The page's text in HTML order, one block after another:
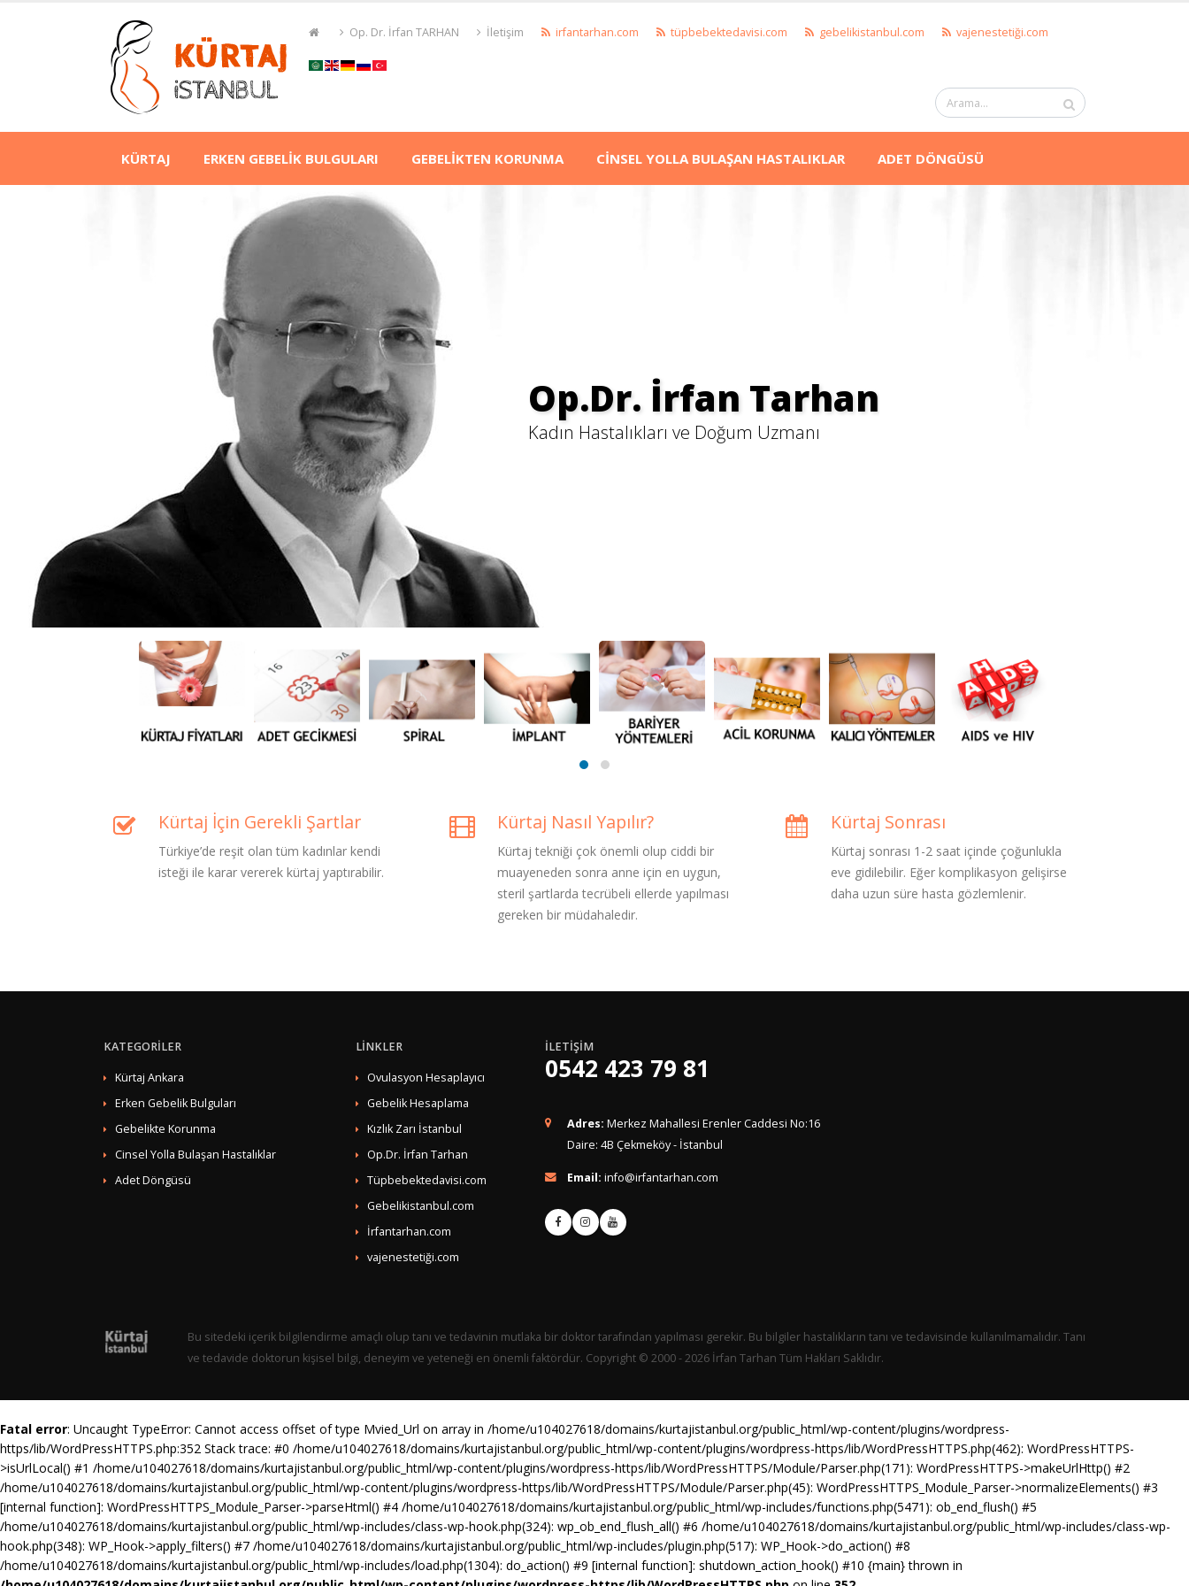
Op. Dr. İrfan TARHAN İletişim irfantarhan.com tüpbebektedavisi.com gebelikistanbul.com vajenestetiği.com
KÜRTAJ ERKEN GEBELİK BULGULARI GEBELİKTEN KORUNMA CİNSEL YOLLA BULAŞAN HASTALIKLAR ADET DÖNGÜSÜ
Op.Dr. İrfan Tarhan
Kadın Hastalıkları ve Doğum Uzmanı
Kürtaj İçin Gerekli Şartlar
Türkiye’de reşit olan tüm kadınlar kendi
isteği ile karar vererek kürtaj yaptırabilir.
Kürtaj Nasıl Yapılır?
Kürtaj tekniği çok önemli olup ciddi bir
muayeneden sonra anne için en uygun,
steril şartlarda tecrübeli ellerde yapılması
gereken bir müdahaledir.
Kürtaj Sonrası
Kürtaj sonrası 1-2 saat içinde çoğunlukla
eve gidilebilir. Eğer komplikasyon gelişirse
daha uzun süre hasta gözlemlenir.
KATEGORİLER
Kürtaj Ankara
Erken Gebelik Bulguları
Gebelikte Korunma
Cinsel Yolla Bulaşan Hastalıklar
Adet Döngüsü
LİNKLER
Ovulasyon Hesaplayıcı
Gebelik Hesaplama
Kızlık Zarı İstanbul
Op.Dr. İrfan Tarhan
Tüpbebektedavisi.com
Gebelikistanbul.com
İrfantarhan.com
vajenestetiği.com
İLETİŞİM
0542 423 79 81
Adres: Merkez Mahallesi Erenler Caddesi No:16
Daire: 4B Çekmeköy - İstanbul
Email: info@irfantarhan.com
Bu sitedeki içerik bilgilendirme amaçlı olup tanı ve tedavinin mutlaka bir doktor tarafından yapılması gerekir. Bu bilgiler hastalıkların tanı ve tedavisinde kullanılmamalıdır. Tanı
ve tedavide doktorun kişisel bilgi, deneyim ve yeteneği en önemli faktördür. Copyright © 2000 - 2026 İrfan Tarhan Tüm Hakları Saklıdır.
Fatal error: Uncaught TypeError: Cannot access offset of type Mvied_Url on array in /home/u104027618/domains/kurtajistanbul.org/public_html/wp-content/plugins/wordpress-
https/lib/WordPressHTTPS.php:352 Stack trace: #0 /home/u104027618/domains/kurtajistanbul.org/public_html/wp-content/plugins/wordpress-https/lib/WordPressHTTPS.php(462): WordPressHTTPS-
>isUrlLocal() #1 /home/u104027618/domains/kurtajistanbul.org/public_html/wp-content/plugins/wordpress-https/lib/WordPressHTTPS/Module/Parser.php(171): WordPressHTTPS->makeUrlHttp() #2
/home/u104027618/domains/kurtajistanbul.org/public_html/wp-content/plugins/wordpress-https/lib/WordPressHTTPS/Module/Parser.php(45): WordPressHTTPS_Module_Parser->normalizeElements() #3
[internal function]: WordPressHTTPS_Module_Parser->parseHtml() #4 /home/u104027618/domains/kurtajistanbul.org/public_html/wp-includes/functions.php(5471): ob_end_flush() #5
/home/u104027618/domains/kurtajistanbul.org/public_html/wp-includes/class-wp-hook.php(324): wp_ob_end_flush_all() #6 /home/u104027618/domains/kurtajistanbul.org/public_html/wp-includes/class-wp-
hook.php(348): WP_Hook->apply_filters() #7 /home/u104027618/domains/kurtajistanbul.org/public_html/wp-includes/plugin.php(517): WP_Hook->do_action() #8
/home/u104027618/domains/kurtajistanbul.org/public_html/wp-includes/load.php(1304): do_action() #9 [internal function]: shutdown_action_hook() #10 {main} thrown in